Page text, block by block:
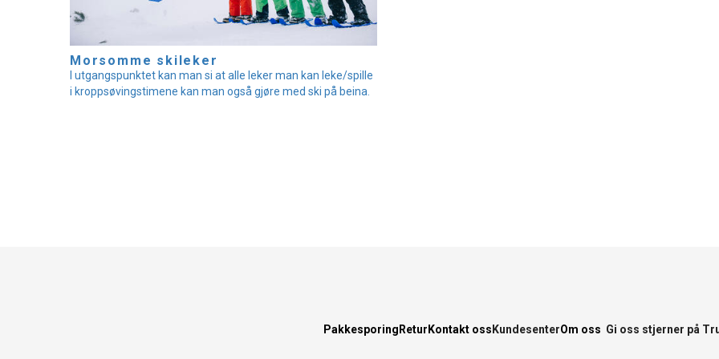
Morsomme skileker
I utgangspunktet kan man si at alle leker man kan leke/spille
i kroppsøvingstimene kan man også gjøre med ski på beina.
Pakkesporing Retur Kontakt oss KundesenterOm oss Gi oss stjerner på